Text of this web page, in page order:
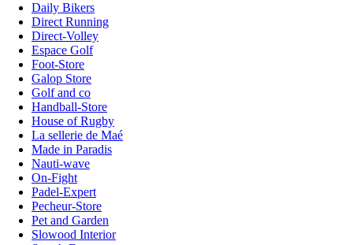
Daily Bikers
Direct Running
Direct-Volley
Espace Golf
Foot-Store
Galop Store
Golf and co
Handball-Store
House of Rugby
La sellerie de Maé
Made in Paradis
Nauti-wave
On-Fight
Padel-Expert
Pecheur-Store
Pet and Garden
Slowood Interior